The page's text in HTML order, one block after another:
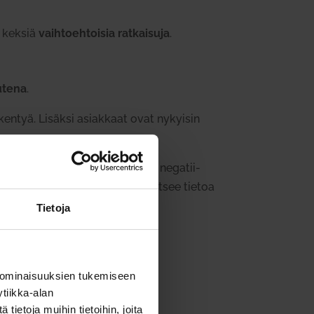
Tietoja
tukemiseen
alan
tietoja muihin tietoihin, joita
keksiävaih­toeh­toisia rat­kaisuja.
.
Lisäksi asiakkaat ovat nykyisin
ris­ti­rii­tojen rat­kai­se­misen ja nega­tii­
tilan­teissa ja tähän hän tar­vitsee tietoa